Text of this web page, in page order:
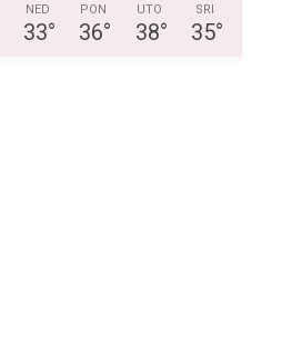
NED
33°
PON
36°
UTO
38°
SRI
35°